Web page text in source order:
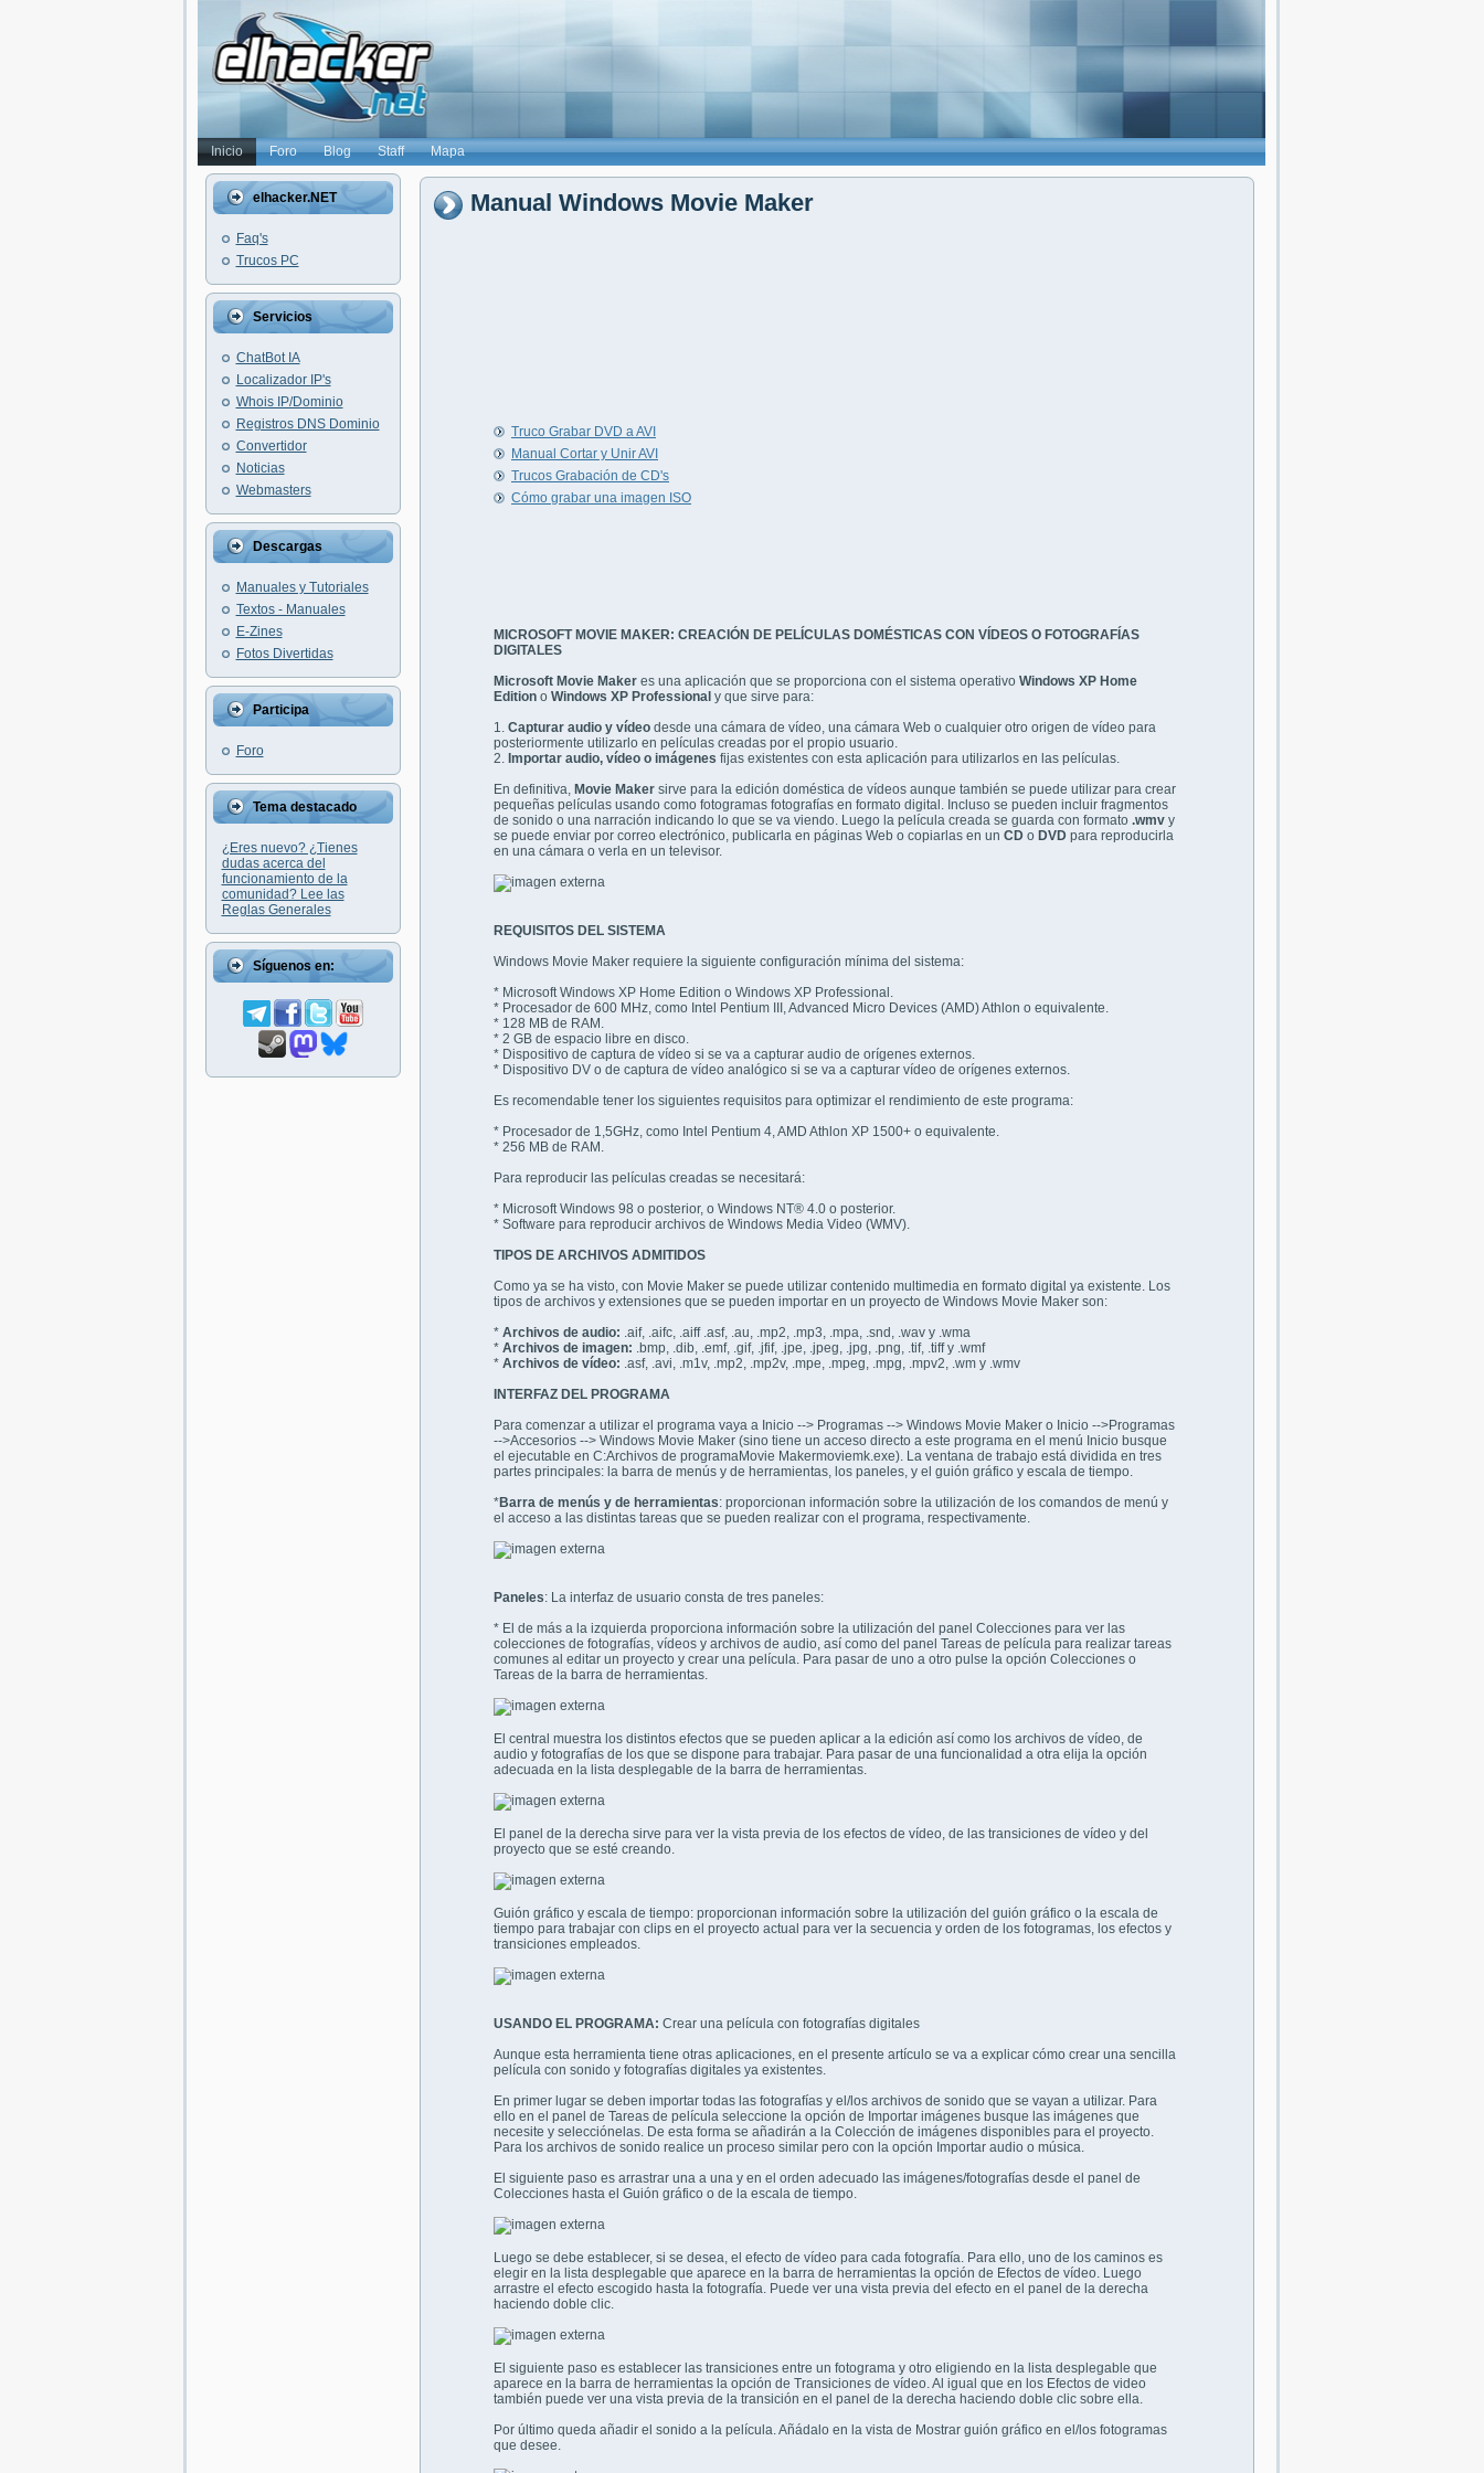
Inicio Foro Blog Staff Mapa
elhacker.NET
Faq's
Trucos PC
Servicios
ChatBot IA
Localizador IP's
Whois IP/Dominio
Registros DNS Dominio
Convertidor
Noticias
Webmasters
Descargas
Manuales y Tutoriales
Textos - Manuales
E-Zines
Fotos Divertidas
Participa
Foro
Tema destacado
¿Eres nuevo? ¿Tienes
dudas acerca del
funcionamiento de la
comunidad? Lee las
Reglas Generales
Síguenos en:
Manual Windows Movie Maker
Truco Grabar DVD a AVI
Manual Cortar y Unir AVI
Trucos Grabación de CD's
Cómo grabar una imagen ISO
MICROSOFT MOVIE MAKER: CREACIÓN DE PELÍCULAS DOMÉSTICAS CON VÍDEOS O FOTOGRAFÍAS
DIGITALES
Microsoft Movie Maker es una aplicación que se proporciona con el sistema operativo Windows XP Home
Edition o Windows XP Professional y que sirve para:
1. Capturar audio y vídeo desde una cámara de vídeo, una cámara Web o cualquier otro origen de vídeo para
posteriormente utilizarlo en películas creadas por el propio usuario.
2. Importar audio, vídeo o imágenes fijas existentes con esta aplicación para utilizarlos en las películas.
En definitiva, Movie Maker sirve para la edición doméstica de vídeos aunque también se puede utilizar para crear
pequeñas películas usando como fotogramas fotografías en formato digital. Incluso se pueden incluir fragmentos
de sonido o una narración indicando lo que se va viendo. Luego la película creada se guarda con formato .wmv y
se puede enviar por correo electrónico, publicarla en páginas Web o copiarlas en un CD o DVD para reproducirla
en una cámara o verla en un televisor.
REQUISITOS DEL SISTEMA
Windows Movie Maker requiere la siguiente configuración mínima del sistema:
* Microsoft Windows XP Home Edition o Windows XP Professional.
* Procesador de 600 MHz, como Intel Pentium III, Advanced Micro Devices (AMD) Athlon o equivalente.
* 128 MB de RAM.
* 2 GB de espacio libre en disco.
* Dispositivo de captura de vídeo si se va a capturar audio de orígenes externos.
* Dispositivo DV o de captura de vídeo analógico si se va a capturar vídeo de orígenes externos.
Es recomendable tener los siguientes requisitos para optimizar el rendimiento de este programa:
* Procesador de 1,5GHz, como Intel Pentium 4, AMD Athlon XP 1500+ o equivalente.
* 256 MB de RAM.
Para reproducir las películas creadas se necesitará:
* Microsoft Windows 98 o posterior, o Windows NT® 4.0 o posterior.
* Software para reproducir archivos de Windows Media Video (WMV).
TIPOS DE ARCHIVOS ADMITIDOS
Como ya se ha visto, con Movie Maker se puede utilizar contenido multimedia en formato digital ya existente. Los
tipos de archivos y extensiones que se pueden importar en un proyecto de Windows Movie Maker son:
* Archivos de audio: .aif, .aifc, .aiff .asf, .au, .mp2, .mp3, .mpa, .snd, .wav y .wma
* Archivos de imagen: .bmp, .dib, .emf, .gif, .jfif, .jpe, .jpeg, .jpg, .png, .tif, .tiff y .wmf
* Archivos de vídeo: .asf, .avi, .m1v, .mp2, .mp2v, .mpe, .mpeg, .mpg, .mpv2, .wm y .wmv
INTERFAZ DEL PROGRAMA
Para comenzar a utilizar el programa vaya a Inicio --> Programas --> Windows Movie Maker o Inicio -->Programas
-->Accesorios --> Windows Movie Maker (sino tiene un acceso directo a este programa en el menú Inicio busque
el ejecutable en C:Archivos de programaMovie Makermoviemk.exe). La ventana de trabajo está dividida en tres
partes principales: la barra de menús y de herramientas, los paneles, y el guión gráfico y escala de tiempo.
*Barra de menús y de herramientas: proporcionan información sobre la utilización de los comandos de menú y
el acceso a las distintas tareas que se pueden realizar con el programa, respectivamente.
Paneles: La interfaz de usuario consta de tres paneles:
* El de más a la izquierda proporciona información sobre la utilización del panel Colecciones para ver las
colecciones de fotografías, vídeos y archivos de audio, así como del panel Tareas de película para realizar tareas
comunes al editar un proyecto y crear una película. Para pasar de uno a otro pulse la opción Colecciones o
Tareas de la barra de herramientas.
El central muestra los distintos efectos que se pueden aplicar a la edición así como los archivos de vídeo, de
audio y fotografías de los que se dispone para trabajar. Para pasar de una funcionalidad a otra elija la opción
adecuada en la lista desplegable de la barra de herramientas.
El panel de la derecha sirve para ver la vista previa de los efectos de vídeo, de las transiciones de vídeo y del
proyecto que se esté creando.
Guión gráfico y escala de tiempo: proporcionan información sobre la utilización del guión gráfico o la escala de
tiempo para trabajar con clips en el proyecto actual para ver la secuencia y orden de los fotogramas, los efectos y
transiciones empleados.
USANDO EL PROGRAMA: Crear una película con fotografías digitales
Aunque esta herramienta tiene otras aplicaciones, en el presente artículo se va a explicar cómo crear una sencilla
película con sonido y fotografías digitales ya existentes.
En primer lugar se deben importar todas las fotografías y el/los archivos de sonido que se vayan a utilizar. Para
ello en el panel de Tareas de película seleccione la opción de Importar imágenes busque las imágenes que
necesite y selecciónelas. De esta forma se añadirán a la Colección de imágenes disponibles para el proyecto.
Para los archivos de sonido realice un proceso similar pero con la opción Importar audio o música.
El siguiente paso es arrastrar una a una y en el orden adecuado las imágenes/fotografías desde el panel de
Colecciones hasta el Guión gráfico o de la escala de tiempo.
Luego se debe establecer, si se desea, el efecto de vídeo para cada fotografía. Para ello, uno de los caminos es
elegir en la lista desplegable que aparece en la barra de herramientas la opción de Efectos de vídeo. Luego
arrastre el efecto escogido hasta la fotografía. Puede ver una vista previa del efecto en el panel de la derecha
haciendo doble clic.
El siguiente paso es establecer las transiciones entre un fotograma y otro eligiendo en la lista desplegable que
aparece en la barra de herramientas la opción de Transiciones de vídeo. Al igual que en los Efectos de video
también puede ver una vista previa de la transición en el panel de la derecha haciendo doble clic sobre ella.
Por último queda añadir el sonido a la película. Añádalo en la vista de Mostrar guión gráfico en el/los fotogramas
que desee.